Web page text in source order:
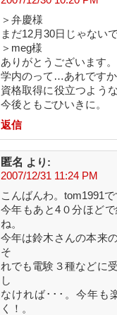
＞弁慶様
まだ12月30日じゃない
＞meg様
ありがとうございます。
学内のって…あれです
資格取得に役立つよう
今後ともごひいきに。
返信
匿名 より:
2007/12/31 11:24 PM
こんばんわ。tom1991
今年もあと4０分ほど
ね。
今年は鈴木さんの本来
そ
れでも電験３種などに
し
なければ･･･。今年も
く！。